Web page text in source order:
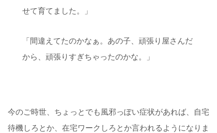
せて育てました。」
「間違えてたのかなぁ。あの子、頑張り屋さんだ
から、頑張りすぎちゃったのかな。」
今のご時世、ちょっとでも風邪っぽい症状があれば、自宅
待機しろとか、在宅ワークしろとか言われるようになりま